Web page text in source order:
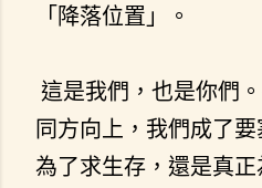
「降落位置」。
這是我們，也是你們
同方向上，我們成了
為了求生存，還是真